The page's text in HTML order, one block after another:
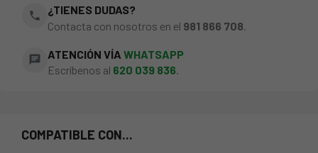
phone
¿TIENES DUDAS?
Contacta con nosotros en el 981 866 708
chat ATENCIÓN VÍA WHATSAPP
Escríbenos al 620 039 836.
COMPATIBLE CON...